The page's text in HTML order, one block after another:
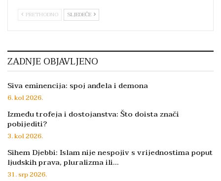
PRETHODNO SLJEDEĆE
ZADNJE OBJAVLJENO
Siva eminencija: spoj anđela i demona
6. kol 2026.
Između trofeja i dostojanstva: Što doista znači
pobijediti?
3. kol 2026.
Sihem Djebbi: Islam nije nespojiv s vrijednostima poput
ljudskih prava, pluralizma ili…
31. srp 2026.